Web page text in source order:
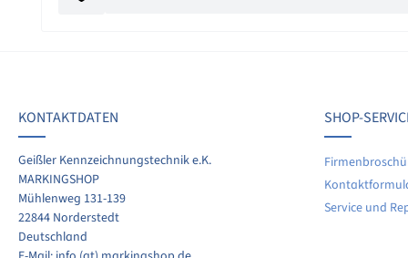
KONTAKTDATEN
Geißler Kennzeichnungstechnik e.K.
MARKINGSHOP
Mühlenweg 131-139
22844 Norderstedt
Deutschland
SHOP-
Service und